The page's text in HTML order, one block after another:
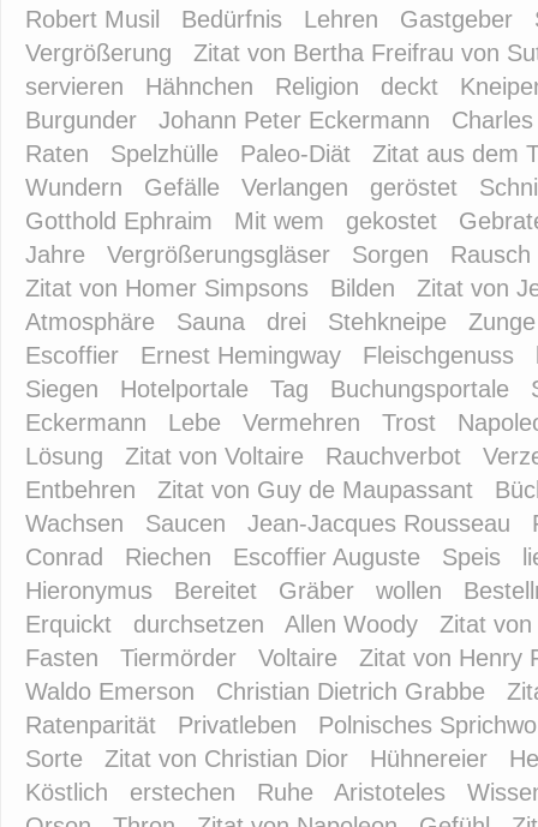
Robert Musil
Bedürfnis Lehren Gastgeber
Vergrößerung
Zitat von Bertha Freifrau von
servieren
Hähnchen Religion deckt
Burgunder
Johann Peter Eckermann
Raten
Spelzhülle Paleo-Diät
Zitat aus dem
Wundern
Gefälle Verlangen geröstet
Gotthold Ephraim
Mit wem gekostet
Jahre
Vergrößerungsgläser Sorgen
Rausch
Zitat von Homer Simpsons
Bilden
Zitat von
Atmosphäre
Sauna drei Stehkneipe
Zunge
Escoffier
Ernest Hemingway Fleischgenuss
Siegen
Hotelportale Tag Buchungsportale
Eckermann
Lebe Vermehren Trost
Lösung
Zitat von Voltaire Rauchverbot
Entbehren
Zitat von Guy de Maupassant
Wachsen
Saucen Jean-Jacques Rousseau
Conrad
Riechen Escoffier Auguste Speis
Hieronymus
Bereitet Gräber wollen
Erquickt
durchsetzen Allen Woody
Zitat
Fasten
Tiermörder Voltaire
Zitat von Henry
Waldo Emerson
Christian Dietrich Grabbe
Ratenparität
Privatleben
Polnisches
Sorte
Zitat von Christian Dior Hühnereier
Köstlich
erstechen Ruhe Aristoteles